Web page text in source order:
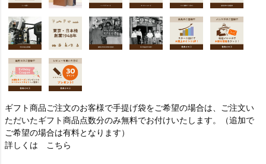
ギフト商品ご注文のお客様で手提げ袋をご希望の場合は、ご注文い
ただいたギフト商品点数分のみ無料でお付けいたします。（追加で
ご希望の場合は有料となります）
詳しくは
こちら